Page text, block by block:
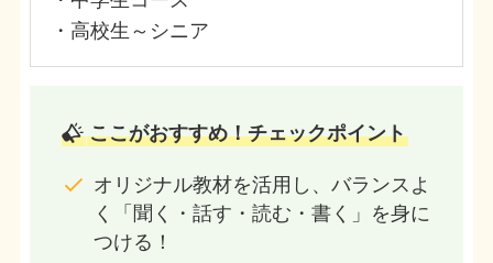
・高校生～シニア
ここがおすすめ！チェックポイント
オリジナル教材を活用し、バランスよ
く「聞く・話す・読む・書く」を身に
つける！